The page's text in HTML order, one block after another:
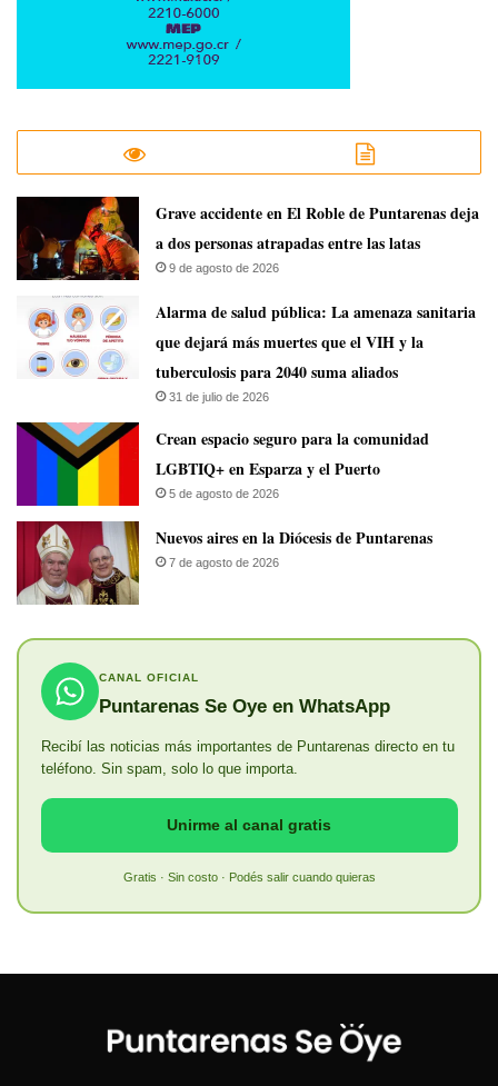
Grave accidente en El Roble de Puntarenas deja
a dos personas atrapadas entre las latas
9 de agosto de 2026
​Alarma de salud pública: La amenaza sanitaria
que dejará más muertes que el VIH y la
tuberculosis para 2040 suma aliados
31 de julio de 2026
Crean espacio seguro para la comunidad
LGBTIQ+ en Esparza y el Puerto
5 de agosto de 2026
​Nuevos aires en la Diócesis de Puntarenas
7 de agosto de 2026
CANAL OFICIAL
Puntarenas Se Oye en WhatsApp
Recibí las noticias más importantes de Puntarenas directo en tu
teléfono. Sin spam, solo lo que importa.
Unirme al canal gratis
Gratis · Sin costo · Podés salir cuando quieras